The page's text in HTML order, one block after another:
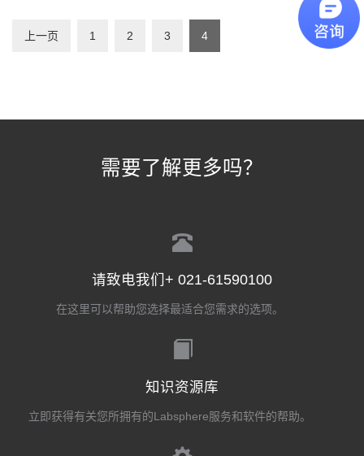
上一页 1 2 3 4
需要了解更多吗？
请致电我们+ 021-61590100
在这里可以帮助您选择最适合您需求的选项。
知识资源库
立即获得有关您所拥有的Labsphere服务和软件的帮助。